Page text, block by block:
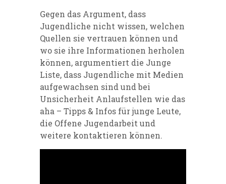
Gegen das Argument, dass
Jugendliche nicht wissen, welchen
Quellen sie vertrauen können und
wo sie ihre Informationen herholen
können, argumentiert die Junge
Liste, dass Jugendliche mit Medien
aufgewachsen sind und bei
Unsicherheit Anlaufstellen wie das
aha – Tipps & Infos für junge Leute,
die Offene Jugendarbeit und
weitere kontaktieren können.